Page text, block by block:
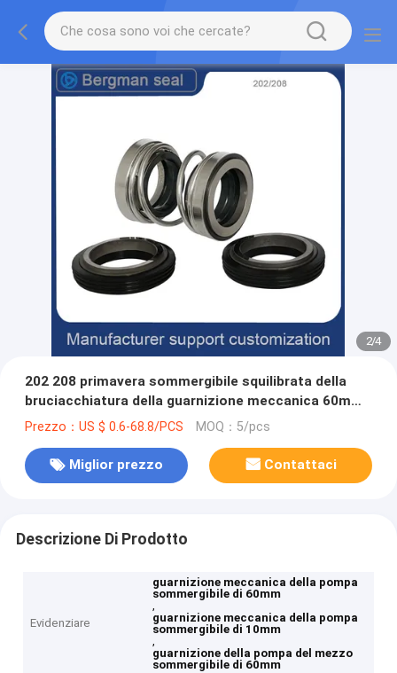
2/4
202 208 primavera sommergibile squilibrata della
bruciacchiatura della guarnizione meccanica 60mm
della pompa
Prezzo：US $ 0.6-68.8/PCS MOQ：5/pcs
Miglior prezzo Contattaci
Descrizione Di Prodotto
Evidenziare
guarnizione meccanica della pompa
sommergibile di 60mm
,
guarnizione meccanica della pompa
sommergibile di 10mm
,
guarnizione della pompa del mezzo
sommergibile di 60mm